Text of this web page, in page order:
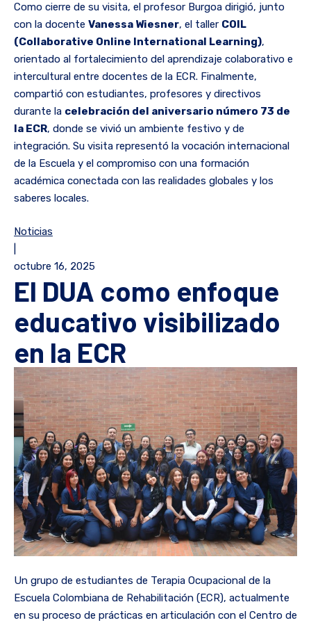
Como cierre de su visita, el profesor Burgoa dirigió, junto
con la docente Vanessa Wiesner, el taller COIL
(Collaborative Online International Learning),
orientado al fortalecimiento del aprendizaje colaborativo e
intercultural entre docentes de la ECR. Finalmente,
compartió con estudiantes, profesores y directivos
durante la celebración del aniversario número 73 de
la ECR, donde se vivió un ambiente festivo y de
integración. Su visita representó la vocación internacional
de la Escuela y el compromiso con una formación
académica conectada con las realidades globales y los
saberes locales.
Noticias
octubre 16, 2025
El DUA como enfoque
educativo visibilizado
en la ECR
Un grupo de estudiantes de Terapia Ocupacional de la
Escuela Colombiana de Rehabilitación (ECR), actualmente
en su proceso de prácticas en articulación con el Centro de